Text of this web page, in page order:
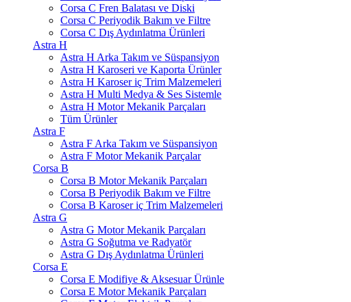
Corsa C Fren Balatası ve Diski
Corsa C Periyodik Bakım ve Filtre
Corsa C Dış Aydınlatma Ürünleri
Astra H
Astra H Arka Takım ve Süspansiyon
Astra H Karoseri ve Kaporta Ürünler
Astra H Karoser iç Trim Malzemeleri
Astra H Multi Medya & Ses Sistemle
Astra H Motor Mekanik Parçaları
Tüm Ürünler
Astra F
Astra F Arka Takım ve Süspansiyon
Astra F Motor Mekanik Parçalar
Corsa B
Corsa B Motor Mekanik Parçaları
Corsa B Periyodik Bakım ve Filtre
Corsa B Karoser iç Trim Malzemeleri
Astra G
Astra G Motor Mekanik Parçaları
Astra G Soğutma ve Radyatör
Astra G Dış Aydınlatma Ürünleri
Corsa E
Corsa E Modifiye & Aksesuar Ürünle
Corsa E Motor Mekanik Parçaları